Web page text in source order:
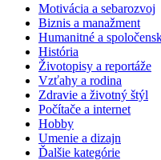
Motivácia a sebarozvoj
Biznis a manažment
Humanitné a
História
Životopisy a reportáže
Vzťahy a rodina
Zdravie a životný štýl
Počítače a internet
Hobby
Umenie a dizajn
Ďalšie kategórie